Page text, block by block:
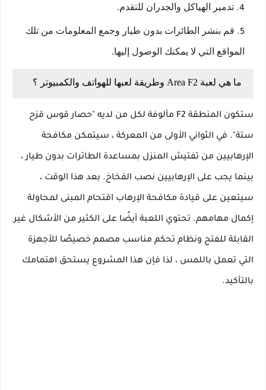
تدمير الهياكل والجدران للتقدم.
قم بنشر الطائرات بدون طيار وجمع المعلومات من تلك
المواقع التي لا يمكنك الوصول إليها.
ما هي لعبة Area F2 وطريقة لعبها للهواتف والكمبيوتر ؟
ستكون المنطقة F2 مألوفة لكل من لديه "حصار قوس قزح
ستة". في الثواني الأولى من المعركة ، سيتمكن مكافحة
الإرهابيين من تفتيش المنزل بمساعدة الطائرات بدون طيار ،
بينما يجب على الإرهابيين نصب الفخاخ. بعد هذا الوقت ،
سيتعين على قيادة مكافحة الإرهاب اقتحام المبنى لمحاولة
إكمال مهامهم. تحتوي اللعبة أيضًا على الكثير من الأشكال غير
القابلة للفتح ونظام تحكم مناسب مصمم خصيصًا للأجهزة
التي تعمل باللمس ، لذا فإن هذا المشروع يستحق اهتمامك
بالتأكيد.